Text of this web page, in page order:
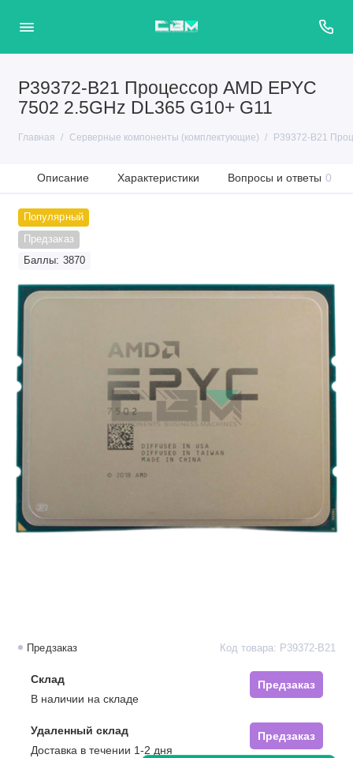
P39372-B21 Процессор AMD EPYC
7502 2.5GHz DL365 G10+ G11
Главная Серверные компоненты (комплектующие) P39372-B21
Описание Характеристики Вопросы и ответы 0
Популярный
Предзаказ
Баллы: 3870
Предзаказ Код товара: P39372-B21
Склад
Предзаказ
В наличии на складе
Удаленный склад
Предзаказ
Доставка в течении 1-2 дня